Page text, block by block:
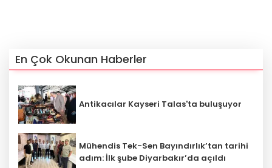
En Çok Okunan Haberler
Antikacılar Kayseri Talas'ta buluşuyor
Mühendis Tek-Sen Bayındırlık’tan tarihi
adım: İlk şube Diyarbakır’da açıldı